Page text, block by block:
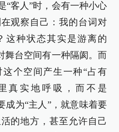
“客人”时，会有一种小心
观察自己：我的台词对
这种状态其实是游离的
台空间有一种隔阂。而
个空间产生一种“占有
真实地呼吸，而不是
成为“主人”，就意味着要
的地方，甚至允许自己